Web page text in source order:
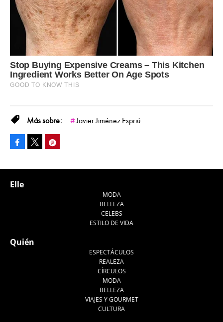
Javier Jiménez Espriú
Facebook
Elle
MODA
BELLEZA
CELEBS
ESTILO DE VIDA
Quién
ESPECTÁCULOS
REALEZA
CÍRCULOS
MODA
BELLEZA
VIAJES Y GOURMET
CULTURA